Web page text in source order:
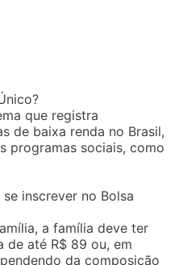
que registra
de baixa renda no Brasil,
programas sociais, como
inscrever no Bolsa
a família deve ter
de até R$ 89 ou, em
da composição